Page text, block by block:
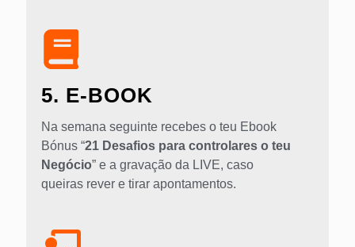
5. E-BOOK
Na semana seguinte recebes o teu Ebook
Bónus “21 Desafios para controlares o teu
Negócio” e a gravação da LIVE, caso
queiras rever e tirar apontamentos.